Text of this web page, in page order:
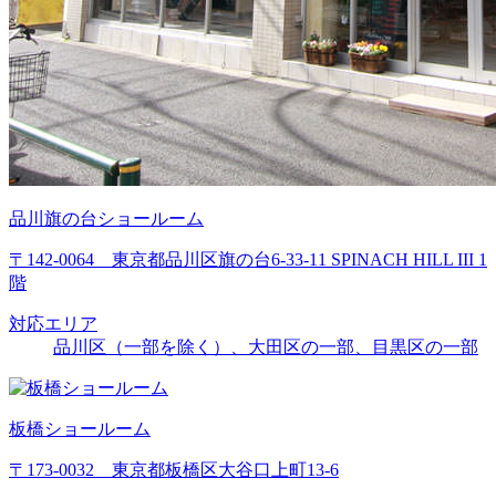
品川旗の台ショールーム
〒142-0064 東京都品川区旗の台6-33-11 SPINACH HILL III 1
階
対応エリア
品川区（一部を除く）、大田区の一部、目黒区の一部
板橋ショールーム
〒173-0032 東京都板橋区大谷口上町13-6